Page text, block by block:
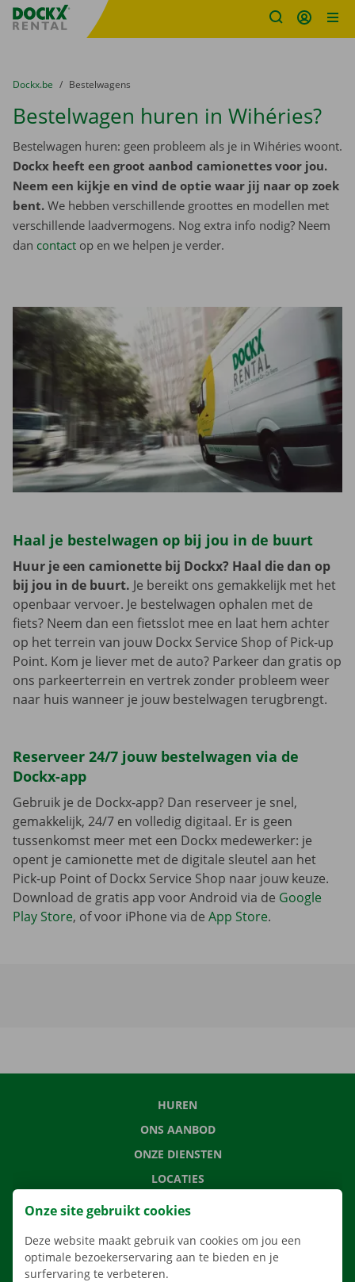
Fratello DEMO
U bevindt zich hier:
van
Dockx.be naar
Bestelwagens
Bestelwagen huren in Wihéries?
Bestelwagen huren: geen probleem als je in Wihéries woont.
Dockx heeft een groot aanbod camionettes voor jou.
Neem een kijkje en vind de optie waar jij naar op zoek
bent. We hebben verschillende groottes en modellen met
verschillende laadvermogens. Nog extra info nodig? Neem
dan contact op en we helpen je verder.
Haal je bestelwagen op bij jou in de buurt
Huur je een camionette bij Dockx? Haal die dan op
bij jou in de buurt. Je bereikt ons gemakkelijk met het
openbaar vervoer. Je bestelwagen ophalen met de
fiets? Neem dan een fietsslot mee en laat hem achter
op het terrein van jouw Dockx Service Shop of Pick-up
Point. Kom je liever met de auto? Parkeer dan gratis op
ons parkeerterrein en vertrek zonder probleem weer
naar huis wanneer je jouw bestelwagen terugbrengt.
Reserveer 24/7 jouw bestelwagen via de
Dockx-app
Gebruik je de Dockx-app? Dan reserveer je snel,
gemakkelijk, 24/7 en volledig digitaal. Er is geen
tussenkomst meer met een Dockx medewerker: je
opent je camionette met de digitale sleutel aan het
Pick-up Point of Dockx Service Shop naar jouw keuze.
Download de gratis app voor Android via de Google
Play Store, of voor iPhone via de App Store.
HUREN
ONS AANBOD
ONZE DIENSTEN
LOCATIES
APP
Onze site gebruikt cookies
Deze website maakt gebruik van cookies om jou een
optimale bezoekerservaring aan te bieden en je
surfervaring te verbeteren.